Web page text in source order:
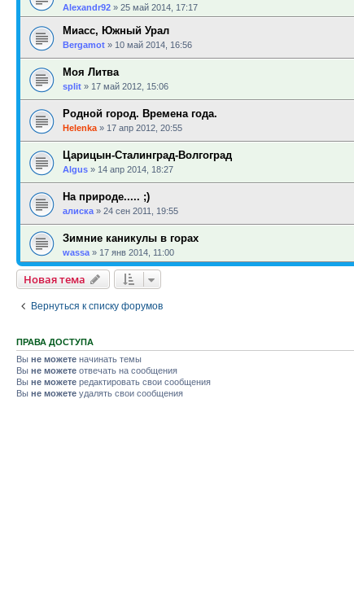
Alexandr92 » 25 май 2014, 17:17
Миасс, Южный Урал
Bergamot » 10 май 2014, 16:56
Моя Литва
sрlit » 17 май 2012, 15:06
Родной город. Времена года.
Helenka » 17 апр 2012, 20:55
Царицын-Сталинград-Волгоград
Algus » 14 апр 2014, 18:27
На природе..... ;)
алиска » 24 сен 2011, 19:55
Зимние каникулы в горах
wassa » 17 янв 2014, 11:00
Новая тема
Вернуться к списку форумов
ПРАВА ДОСТУПА
Вы не можете начинать темы
Вы не можете отвечать на сообщения
Вы не можете редактировать свои сообщения
Вы не можете удалять свои сообщения